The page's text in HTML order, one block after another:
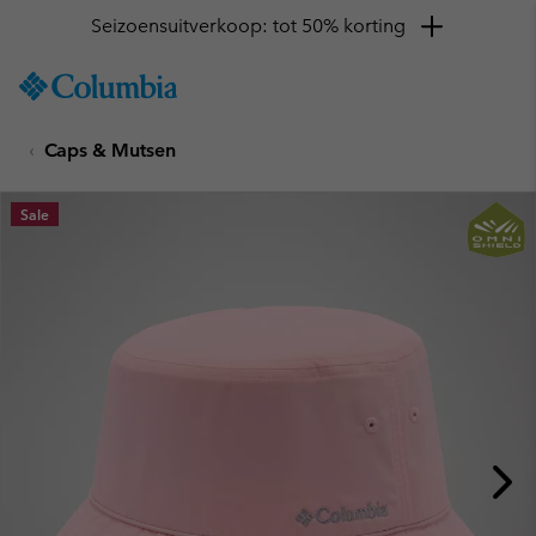
TO
SKIP
MAIN
NAV
Seizoensuitverkoop: tot 50% korting
Caps & Mutsen
Sale